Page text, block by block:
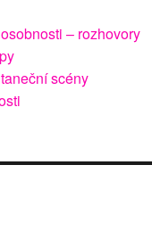
– rozhovory
scény